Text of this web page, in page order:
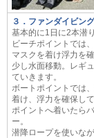
３．ファンダイビン
基本的に1日に2本潜
ビーチポイントでは
マスクを着け浮力を
少し水面移動。レギ
ていきます。
ボートポイントでは
着け、浮力を確保して
ポイントへ着いたら
ー。
潜降ロープを使いな